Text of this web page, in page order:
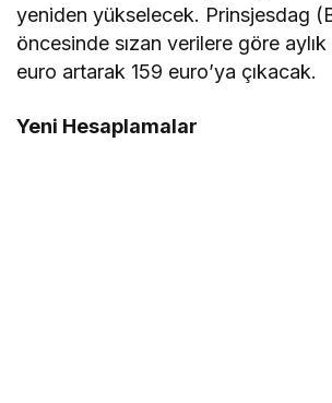
yeniden yükselecek. Prinsjesdag
öncesinde sızan verilere göre
euro artarak 159 euro’ya çıkacak.
Yeni Hesaplamalar